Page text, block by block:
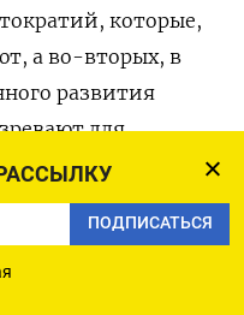
ПОДПИСАТЬСЯ
которые,
а во-вторых, в
развития
для
уровней ВВП на
которых якобы